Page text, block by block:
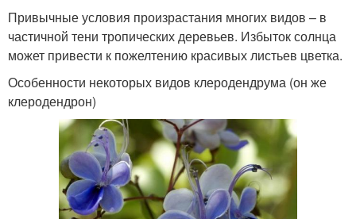
Привычные условия произрастания многих видов – в
частичной тени тропических деревьев. Избыток солнца
может привести к пожелтению красивых листьев цветка.
Особенности некоторых видов клеродендрума (он же
клеродендрон)